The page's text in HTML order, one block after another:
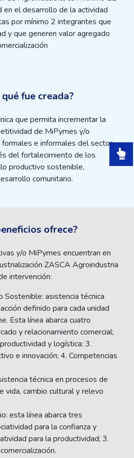
en el desarrollo de la actividad
por mínimo 2 integrantes que
y que generen valor agregado
fue creada?
que permita incrementar la
de MiPymes y/o
e informales del sector
del fortalecimiento de los
productivo sostenible,
comunitario.
ofrece?
y/o MiPymes encuentran en
ZASCA Agroindustria
intervención:
Sostenible: asistencia técnica
definido para cada unidad
Esta línea abarca cuatro
y relacionamiento comercial;
y logística; 3.
e innovación; 4. Competencias
técnica en procesos de
vida, cambio cultural y relevo
esta línea abarca tres
para la confianza y
para la productividad; 3.